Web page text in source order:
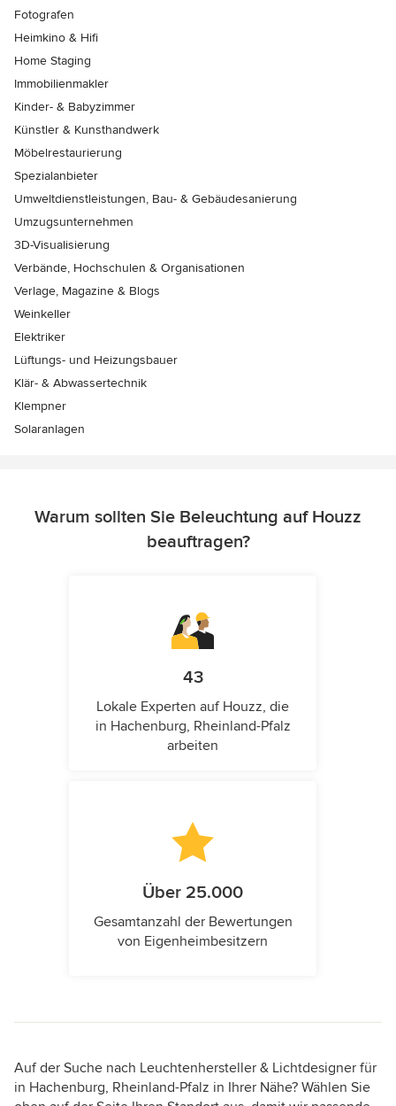
Fotografen
Heimkino & Hifi
Home Staging
Immobilienmakler
Kinder- & Babyzimmer
Künstler & Kunsthandwerk
Möbelrestaurierung
Spezialanbieter
Umweltdienstleistungen, Bau- & Gebäudesanierung
Umzugsunternehmen
3D-Visualisierung
Verbände, Hochschulen & Organisationen
Verlage, Magazine & Blogs
Weinkeller
Elektriker
Lüftungs- und Heizungsbauer
Klär- & Abwassertechnik
Klempner
Solaranlagen
Warum sollten Sie Beleuchtung auf Houzz
beauftragen?
43
Lokale Experten auf Houzz, die
in Hachenburg, Rheinland-Pfalz
arbeiten
Über 25.000
Gesamtanzahl der Bewertungen
von Eigenheimbesitzern
Auf der Suche nach Leuchtenhersteller & Lichtdesigner für
in Hachenburg, Rheinland-Pfalz in Ihrer Nähe? Wählen Sie